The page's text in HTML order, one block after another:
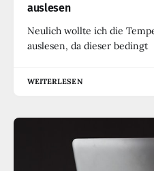
auslesen
Neulich wollte ich die
auslesen, da dieser bedingt
WEITERLESEN